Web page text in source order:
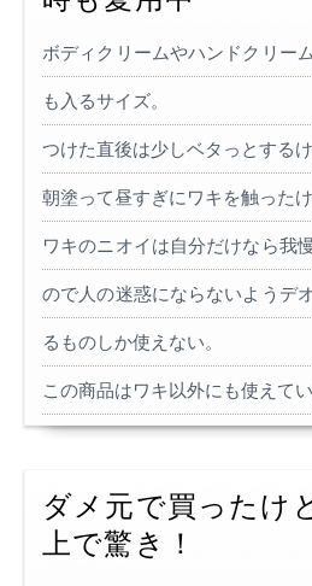
ボディクリームやハンドクリー
も入るサイズ。
つけた直後は少しベタっとする
朝塗って昼すぎにワキを触った
ワキのニオイは自分だけなら我
ので人の迷惑にならないようデ
るものしか使えない。
この商品はワキ以外にも使えてい
ダメ元で買ったけ
上で驚き！